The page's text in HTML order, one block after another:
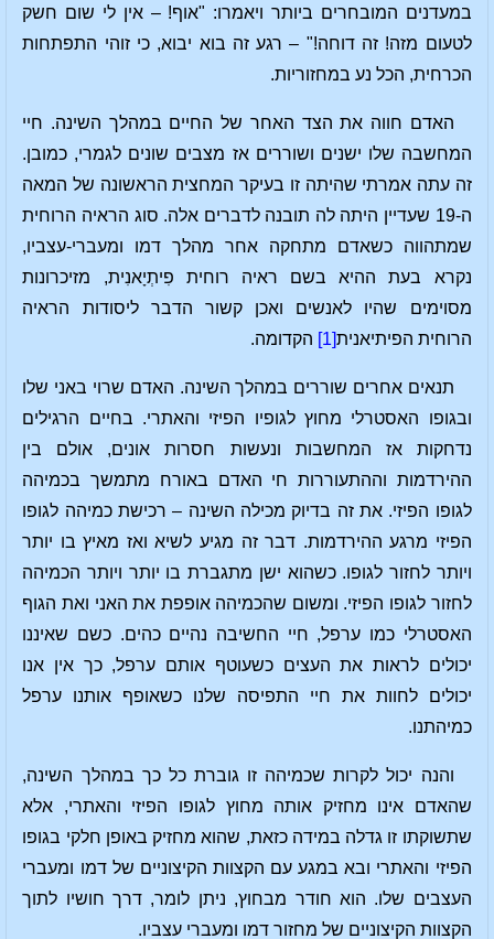
במעדנים המובחרים ביותר ויאמרו: "אוף! – אין לי שום חשק
לטעום מזה! זה דוחה!" – רגע זה בוא יבוא, כי זוהי התפתחות
הכרחית, הכל נע במחזוריות.
האדם חווה את הצד האחר של החיים במהלך השינה. חיי
המחשבה שלו ישנים ושוררים אז מצבים שונים לגמרי, כמובן.
זה עתה אמרתי שהיתה זו בעיקר המחצית הראשונה של המאה
ה-19 שעדיין היתה לה תובנה לדברים אלה. סוג הראיה הרוחית
שמתהווה כשאדם מתחקה אחר מהלך דמו ומעברי-עצביו,
נקרא בעת ההיא בשם ראיה רוחית פִיתְיָאנִית, מזיכרונות
מסוימים שהיו לאנשים ואכן קשור הדבר ליסודות הראיה
הרוחית הפיתיאנית[1] הקדומה.
תנאים אחרים שוררים במהלך השינה. האדם שרוי באני שלו
ובגופו האסטרלי מחוץ לגופיו הפיזי והאתרי. בחיים הרגילים
נדחקות אז המחשבות ונעשות חסרות אונים, אולם בין
ההירדמות וההתעוררות חי האדם באורח מתמשך בכמיהה
לגופו הפיזי. את זה בדיוק מכילה השינה – רכישת כמיהה לגופו
הפיזי מרגע ההירדמות. דבר זה מגיע לשיא ואז מאיץ בו יותר
ויותר לחזור לגופו. כשהוא ישן מתגברת בו יותר ויותר הכמיהה
לחזור לגופו הפיזי. ומשום שהכמיהה אופפת את האני ואת הגוף
האסטרלי כמו ערפל, חיי החשיבה נהיים כהים. כשם שאיננו
יכולים לראות את העצים כשעוטף אותם ערפל, כך אין אנו
יכולים לחוות את חיי התפיסה שלנו כשאופף אותנו ערפל
כמיהתנו.
והנה יכול לקרות שכמיהה זו גוברת כל כך במהלך השינה,
שהאדם אינו מחזיק אותה מחוץ לגופו הפיזי והאתרי, אלא
שתשוקתו זו גדלה במידה כזאת, שהוא מחזיק באופן חלקי בגופו
הפיזי והאתרי ובא במגע עם הקצוות הקיצוניים של דמו ומעברי
העצבים שלו. הוא חודר מבחוץ, ניתן לומר, דרך חושיו לתוך
הקצוות הקיצוניים של מחזור דמו ומעברי עצביו.